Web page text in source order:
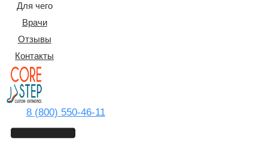
Для чего
Врачи
Отзывы
Контакты
8 (800) 550-46-11